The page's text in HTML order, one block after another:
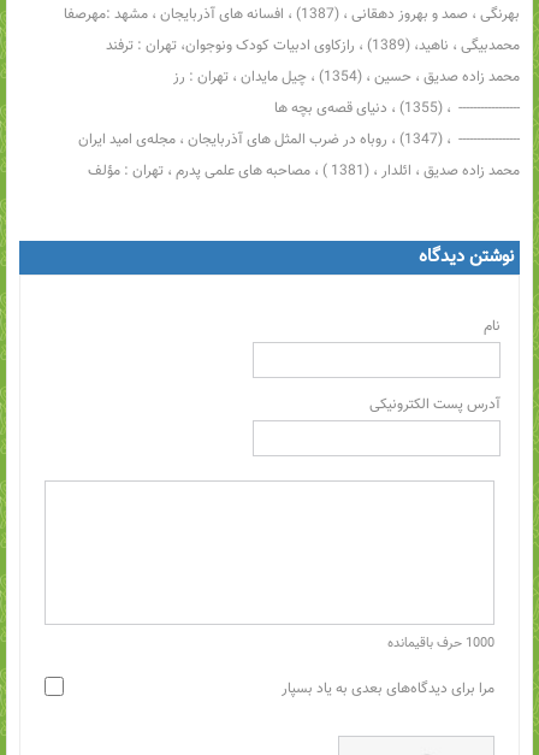
بهرنگی‌‌ ، ‌صمد و بهروز دهقانی‌‌ ، (1387)‌‌ ، افسانه های آذربایجان‌ ، ‌مشهد :‌مهرصفا
محمدبیگی‌ ، ‌ناهید، (1389)‌‌ ، رازکاوی ادبیات کودک ونوجوان، تهران : ترفند
محمد زاده صدیق‌‌ ، حسین‌‌ ، (1354)‌‌ ، چیل مایدان‌‌ ، تهران : رز
----------------- ‌‌ ، (1355)‌‌ ، دنیای قصه‌ی بچه ها
----------------- ‌‌ ، (1347)‌‌ ، روباه در ضرب المثل های آذربایجان‌‌ ، مجله‌ی امید ایران
محمد زاده صدیق‌‌ ، ائلدار‌‌ ، (1381 )‌‌ ، مصاحبه های علمی پدرم‌‌ ، تهران :‌ مؤلف
نوشتن دیدگاه
نام
آدرس پست الکترونیکی
1000 حرف باقیمانده
مرا برای دیدگاه‌های بعدی به یاد بسپار